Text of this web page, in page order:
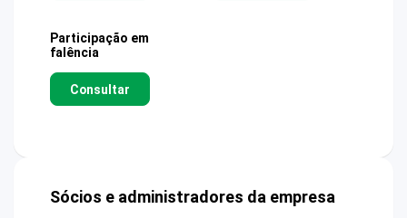
Participação em
falência
Consultar
Sócios e administradores da empresa